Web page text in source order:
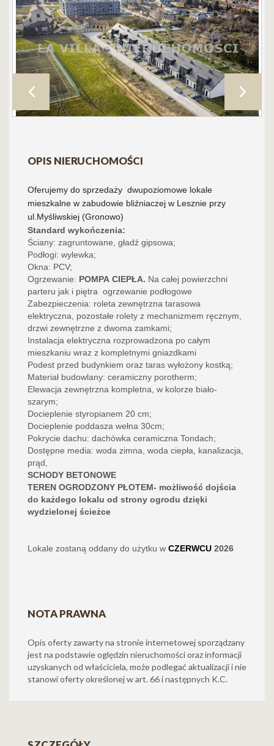
OPIS NIERUCHOMOŚCI
Oferujemy do sprzedaży dwupoziomowe lokale
mieszkalne w zabudowie bliźniaczej w Lesznie przy
ul.Myśliwskiej (Gronowo)
Standard wykończenia:
Ściany: zagruntowane, gładź gipsowa;
Podłogi: wylewka;
Okna: PCV;
Ogrzewanie: POMPA CIEPŁA. Na całej powierzchni
parteru jak i piętra ogrzewanie podłogowe
Zabezpieczenia: roleta zewnętrzna tarasowa
elektryczna, pozostałe rolety z mechanizmem ręcznym,
drzwi zewnętrzne z dwoma zamkami;
Instalacja elektryczna rozprowadzona po całym
mieszkaniu wraz z kompletnymi gniazdkami
Podest przed budynkiem oraz taras wyłożony kostką;
Materiał budowlany: ceramiczny porotherm;
Elewacja zewnętrzna kompletna, w kolorze biało-
szarym;
Docieplenie styropianem 20 cm;
Docieplenie poddasza wełna 30cm;
Pokrycie dachu: dachówka ceramiczna Tondach;
Dostępne media: woda zimna, woda ciepła, kanalizacja,
prąd,
SCHODY BETONOWE
TEREN OGRODZONY PŁOTEM- możliwość dojścia
do każdego lokalu od strony ogrodu dzięki
wydzielonej ścieżce
Lokale zostaną oddany do użytku w CZERWCU 2026
NOTA PRAWNA
Opis oferty zawarty na stronie internetowej sporządzany
jest na podstawie oględzin nieruchomości oraz informacji
uzyskanych od właściciela, może podlegać aktualizacji i nie
stanowi oferty określonej w art. 66 i następnych K.C.